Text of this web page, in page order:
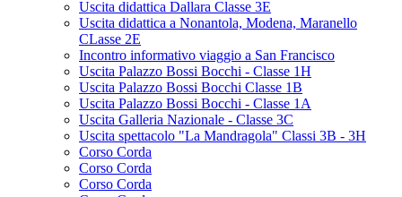
Uscita didattica Dallara Classe 3E
Uscita didattica a Nonantola, Modena, Maranello
CLasse 2E
Incontro informativo viaggio a San Francisco
Uscita Palazzo Bossi Bocchi - Classe 1H
Uscita Palazzo Bossi Bocchi Classe 1B
Uscita Palazzo Bossi Bocchi - Classe 1A
Uscita Galleria Nazionale - Classe 3C
Uscita spettacolo "La Mandragola" Classi 3B - 3H
Corso Corda
Corso Corda
Corso Corda